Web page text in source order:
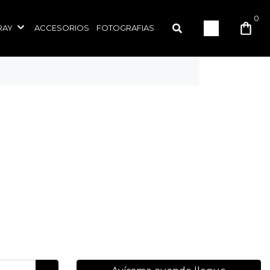
ACCESORIOS FOTOGRAFIAS
0